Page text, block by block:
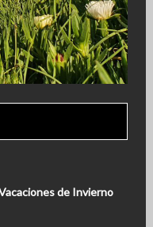
de Invierno